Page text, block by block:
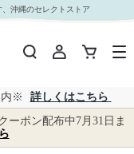
沖縄のセレクトストア
内※
詳しくはこちら
ーポン配布中7月31日ま